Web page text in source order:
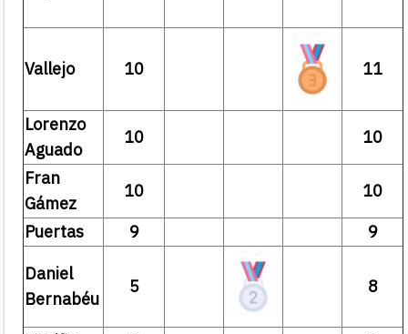
Vallejo 10 11
Lorenzo
Aguado
10
10
Fran
Gámez
10
10
Puertas
9
9
Daniel
Bernabéu
5 8